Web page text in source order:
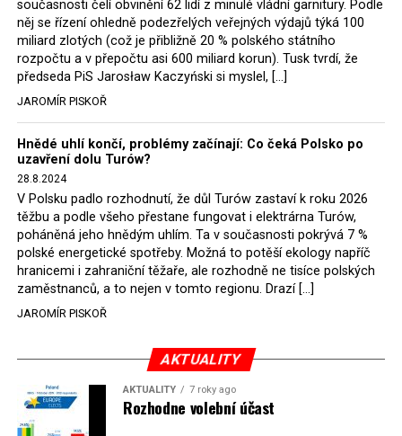
Rozhodnutí polského ministra spravedlnosti jistě potěší
německé, české a polské ekology, ale i těžaře. Je těžké si
představit, že by o takové věci rozhodoval sám ministr
Bodnar. Musel získat politický souhlas vládnoucí koalice.
Stále jsou totiž platné argumenty Morawieckého vlády,
že důl i elektrárna jsou – kromě zabezpečování cca 7 %
polského energetického mixu – klíčovými podniky, spolu
se svými dceřinými společnostmi zaměstnávají cca pět
tisíc lidí. Navíc s činností dolu a elektrárny nepřímo
souvisí dalších několik desítek tisíc pracovních míst v
regionu. Zelená politika ale opět zvítězila.
Rozhodnutí polského ministra spravedlnosti jistě potěší
německé, české a polské ekology, kteří žalobu u
správního soudu podali, ale také německé a české
možná vozit své hnědé uhlí. ČEZ bude také spokojen –
škrtnutím 7 % elektřiny znamená totiž pro Polsko zcela
neplánované a nečekané skokové zvýšení závislosti na
dovozu elektřiny už od roku 2027.
současnosti čelí obvinění 62 lidí z minulé vládní garnitury. Podle
něj se řízení ohledně podezřelých veřejných výdajů týká 100
miliard zlotých (což je přibližně 20 % polského státního
rozpočtu a v přepočtu asi 600 miliard korun). Tusk tvrdí, že
předseda PiS Jarosław Kaczyński si myslel, […]
JAROMÍR PISKOŘ
Hnědé uhlí končí, problémy začínají: Co čeká Polsko po
uzavření dolu Turów?
28.8.2024
V Polsku padlo rozhodnutí, že důl Turów zastaví k roku 2026
těžbu a podle všeho přestane fungovat i elektrárna Turów,
poháněná jeho hnědým uhlím. Ta v současnosti pokrývá 7 %
polské energetické spotřeby. Možná to potěší ekology napříč
hranicemi i zahraniční těžaře, ale rozhodně ne tisíce polských
zaměstnanců, a to nejen v tomto regionu. Drazí […]
JAROMÍR PISKOŘ
AKTUALITY
AKTUALITY 7 roky ago
Rozhodne volební účast